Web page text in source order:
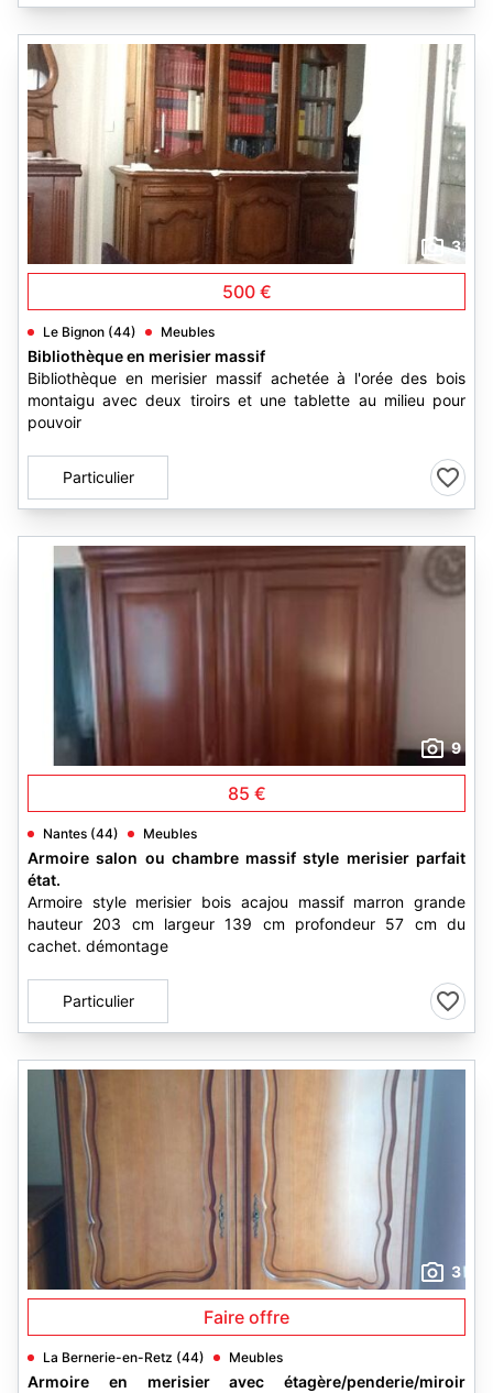
3
500 €
Le Bignon (44) Meubles
Bibliothèque en merisier massif
Bibliothèque en merisier massif achetée à l'orée des bois
montaigu avec deux tiroirs et une tablette au milieu pour
pouvoir
Particulier
9
85 €
Nantes (44) Meubles
Armoire salon ou chambre massif style merisier parfait
état.
Armoire style merisier bois acajou massif marron grande
hauteur 203 cm largeur 139 cm profondeur 57 cm du
cachet. démontage
Particulier
3
Faire offre
La Bernerie-en-Retz (44) Meubles
Armoire en merisier avec étagère/penderie/miroir